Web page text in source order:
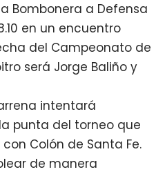
Bombonera a Defensa
en un encuentro
del Campeonato de
será Jorge Baliño y
intentará
punta del torneo que
Colón de Santa Fe.
de manera